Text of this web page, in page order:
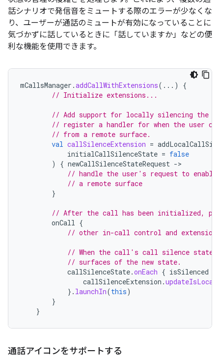
話シナリオで発信音をミュートする際のエラーが少なくな
り、ユーザーが通話のミュートが有効になっていることに
気づかずに話しているときに「話していますか」などの便
利な機能を使用できます。
mCallsManager .addCallWithExtensions(...)
{
// Initialize extensions...
// Add support for locally silencing the
// register a handler for when the user
// from a remote surface.
val callSilenceExtension =
initialCallSilenceState = false
)
{ newCallSilenceStateRequest -
// handle the user's request to
// a remote surface
}
// After the call has been initialized,
onCall {
// other in-call control and
// When the call's call silence state
// surfaces of the new state.
callSilenceState.onEach { isSilenced
callSilenceExtension .
}. launchIn(this)
}
}
通話アイコンをサポートする